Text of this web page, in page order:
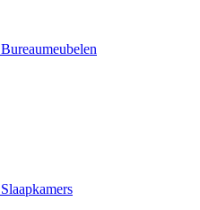
Bureaumeubelen
Slaapkamers